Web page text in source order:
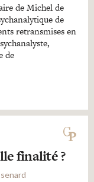
de Michel de
de
retransmises en
de
finalité ?